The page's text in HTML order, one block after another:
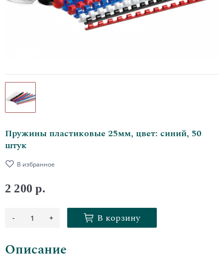
Пружины пластиковые 25мм, цвет: синий, 50
штук
В избранное
2 200 р.
- 1 + В корзину
Описание